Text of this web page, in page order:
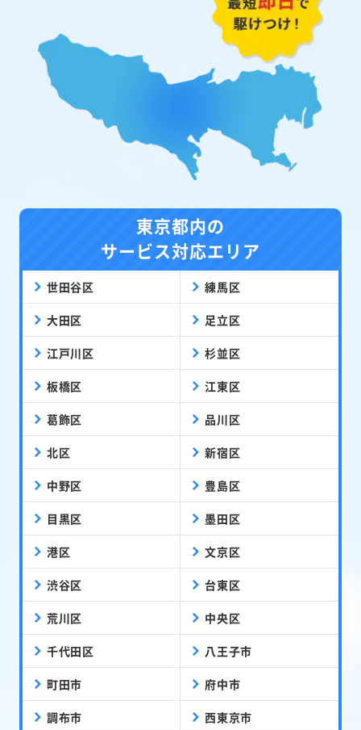
東京都内の
サービス対応エリア
世田谷区 練馬区
大田区 足立区
江戸川区 杉並区
板橋区 江東区
葛飾区 品川区
北区 新宿区
中野区 豊島区
目黒区 墨田区
港区 文京区
渋谷区 台東区
荒川区 中央区
千代田区 八王子市
町田市 府中市
調布市 西東京市